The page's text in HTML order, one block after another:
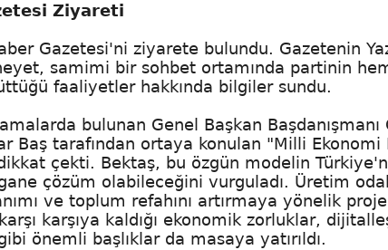
Ziyareti
Gazetesi'ni ziyarete bulundu. Gazetenin
samimi bir sohbet ortamında partinin
faaliyetler hakkında bilgiler sundu.
bulunan Genel Başkan
Baş tarafından ortaya konulan "Milli
çekti. Bektaş, bu özgün modelin
çözüm olabileceğini vurguladı. Üretim
ve toplum refahını artırmaya yönelik
karşıya kaldığı ekonomik zorluklar,
önemli başlıklar da masaya yatırıldı.